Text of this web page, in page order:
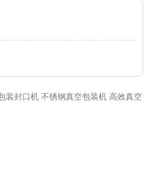
装封口机 不锈钢真空包装机 高效真空